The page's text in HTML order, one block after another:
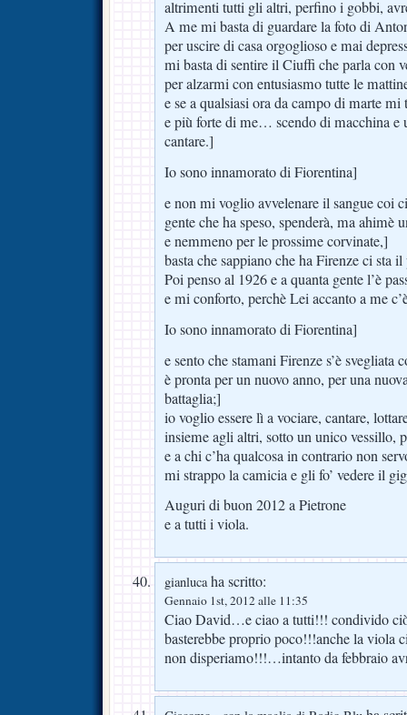
altrimenti tutti gli altri, perfino i gobbi,
A me mi basta di guardare la foto di
per uscire di casa orgoglioso e mai
mi basta di sentire il Ciuffi che parla con
per alzarmi con entusiasmo tutte le
e se a qualsiasi ora da campo di marte mi
e più forte di me… scendo di macchina e
cantare.]
Io sono innamorato di Fiorentina]
e non mi voglio avvelenare il sangue coi
gente che ha speso, spenderà, ma ahimè
e nemmeno per le prossime corvinate,]
basta che sappiano che ha Firenze ci sta
Poi penso al 1926 e a quanta gente l’è
e mi conforto, perchè Lei accanto a me
Io sono innamorato di Fiorentina]
e sento che stamani Firenze s’è svegliata
è pronta per un nuovo anno, per una
battaglia;]
io voglio essere lì a vociare, cantare,
insieme agli altri, sotto un unico vessillo,
e a chi c’ha qualcosa in contrario non
mi strappo la camicia e gli fo’ vedere il
Auguri di buon 2012 a Pietrone
e a tutti i viola.
gianlucaha scritto:
Gennaio 1st, 2012 alle 11:35
Ciao David…e ciao a tutti!!! condivido
basterebbe proprio poco!!!anche la viola
non disperiamo!!!…intanto da febbraio